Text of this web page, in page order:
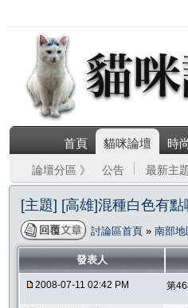
首頁 貓咪論壇 時
論壇分區 》 公告 最新主題
[主題] [高雄]混種白色有
討論區首頁 » 南部地
發表人
2008-07-11 02:42 PM 第46